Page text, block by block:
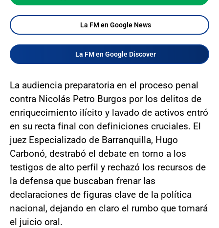
La FM en Google News
La FM en Google Discover
La audiencia preparatoria en el proceso penal
contra Nicolás Petro Burgos por los delitos de
enriquecimiento ilícito y lavado de activos entró
en su recta final con definiciones cruciales. El
juez Especializado de Barranquilla, Hugo
Carbonó, destrabó el debate en torno a los
testigos de alto perfil y rechazó los recursos de
la defensa que buscaban frenar las
declaraciones de figuras clave de la política
nacional, dejando en claro el rumbo que tomará
el juicio oral.